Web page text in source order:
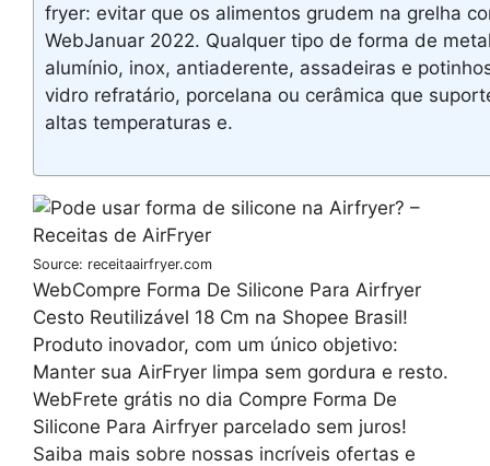
fryer: evitar que os alimentos grudem na grelha
WebJanuar 2022. Qualquer tipo de forma de
alumínio, inox, antiaderente, assadeiras e
vidro refratário, porcelana ou cerâmica que
altas temperaturas e.
Source: receitaairfryer.com
WebCompre Forma De Silicone Para Airfryer
Cesto Reutilizável 18 Cm na Shopee Brasil!
Produto inovador, com um único objetivo:
Manter sua AirFryer limpa sem gordura e resto.
WebFrete grátis no dia Compre Forma De
Silicone Para Airfryer parcelado sem juros!
Saiba mais sobre nossas incríveis ofertas e